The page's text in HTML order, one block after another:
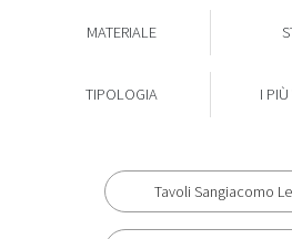
MATERIALE
TIPOLOGIA I PIÙ
Tavoli Sangiacomo